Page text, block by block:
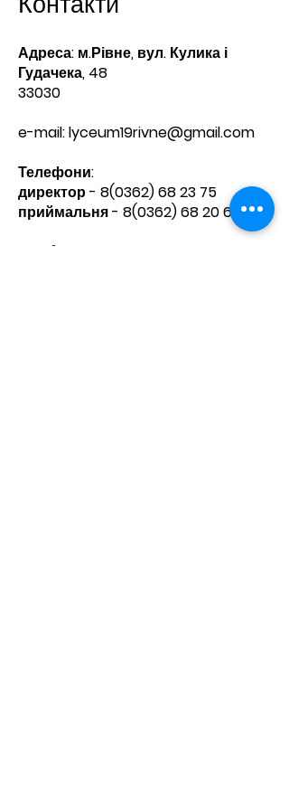
Адреса: м.Рівне, вул. Кулика і
Гудачека, 48
33030
e-mail:lyceum19rivne@gmail.com
Телефони:​
директор - 8(0362) 68 23 75
приймальня - 8(0362) 68 20 60
Зв'яжіться з нами